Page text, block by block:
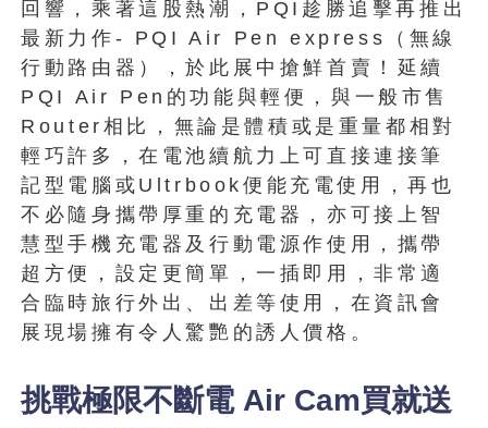
回響，乘著這股熱潮，PQI趁勝追擊再推出
最新力作- PQI Air Pen express（無線
行動路由器），於此展中搶鮮首賣！延續
PQI Air Pen的功能與輕便，與一般市售
Router相比，無論是體積或是重量都相對
輕巧許多，在電池續航力上可直接連接筆
記型電腦或Ultrbook便能充電使用，再也
不必隨身攜帶厚重的充電器，亦可接上智
慧型手機充電器及行動電源作使用，攜帶
超方便，設定更簡單，一插即用，非常適
合臨時旅行外出、出差等使用，在資訊會
展現場擁有令人驚艷的誘人價格。
挑戰極限不斷電 Air Cam買就送